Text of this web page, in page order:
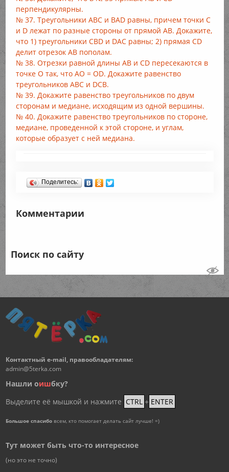
перпендикулярны.
№ 37. Треугольники АВС и BAD равны, причем точки С
и D лежат по разные стороны от прямой АВ. Докажите,
что 1) треугольники CBD и DAC равны; 2) прямая CD
делит отрезок АВ пополам.
№ 38. Отрезки равной длины АВ и CD пересекаются в
точке О так, что АО = OD. Докажите равенство
треугольников АВС и DCB.
№ 39. Докажите равенство треугольников по двум
сторонам и медиане, исходящим из одной вершины.
№ 40. Докажите равенство треугольников по стороне,
медиане, проведенной к этой стороне, и углам,
которые образует с ней медиана.
Поделитесь:
Комментарии
Поиск по сайту
Контактный e-mail, правообладателям:
admin@5terka.com
Нашли оишбку?
Выделите её мышкой и нажмите CTRL + ENTER
Большое спасибовсем, кто помогает делать сайт лучше! =)
Тут может быть что-то интересное
(но это не точно)